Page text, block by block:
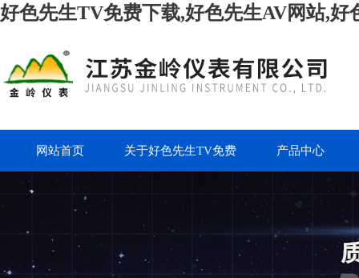
好色先生TV免费下载,好色先生AV网站,
网站首页 关于好色先生TV免费 产品中心